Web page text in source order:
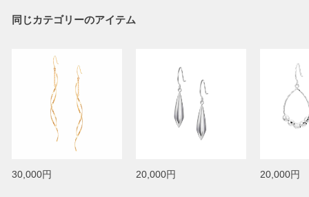
同じカテゴリーのアイテム
30,000円 20,000円 20,000円